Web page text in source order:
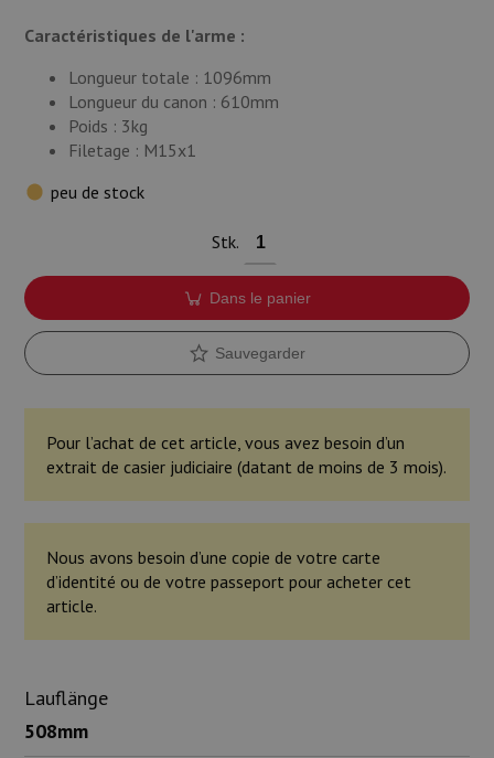
Caractéristiques de l'arme :
Longueur totale : 1096mm
Longueur du canon : 610mm
Poids : 3kg
Filetage : M15x1
peu de stock
Stk.
Dans le panier
Sauvegarder
Pour l’achat de cet article, vous avez besoin d’un
extrait de casier judiciaire (datant de moins de 3 mois).
Nous avons besoin d’une copie de votre carte
d’identité ou de votre passeport pour acheter cet
article.
Lauflänge
508mm